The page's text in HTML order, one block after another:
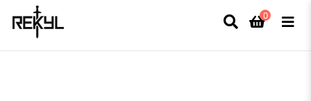
FULLT TRYCK I LEDNINGAR- MEDFÖR LÄNGRE LEVERANSTID - FRI FRAKT
0